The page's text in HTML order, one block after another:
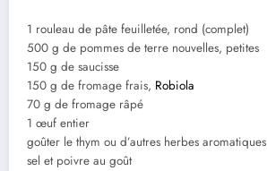
1 rouleau de pâte feuilletée, rond (complet)
500 g de pommes de terre nouvelles, petites
150 g de saucisse
150 g de fromage frais, Robiola
70 g de fromage râpé
1 œuf entier
goûter le thym ou d’autres herbes aromatiques
sel et poivre au goût